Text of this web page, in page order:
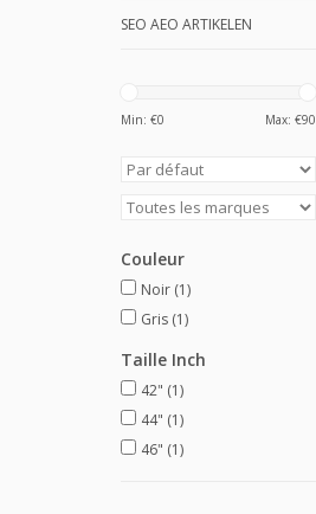
SEO AEO ARTIKELEN
Min: €0 Max: €90
Couleur
Noir (1)
Gris (1)
Taille Inch
42" (1)
44" (1)
46" (1)